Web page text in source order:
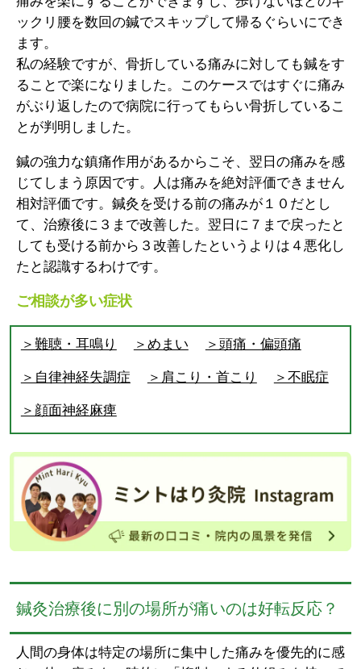
ックリ腰を数回の鍼でスキップして帰るぐらいにでき
ます。
私の経験ですが、骨折している痛みに対しても鍼をす
ることで楽になりました。このケースではすぐに痛み
がぶり返したので病院に行ってもらい骨折しているこ
とが判明しました。
鍼の強力な鎮痛作用があるからこそ、翌日の痛みを感
じてしまう原因です。人は痛みを絶対評価できません
相対評価です。鍼灸を受ける前の痛みが１０だとし
て、治療後に３まで改善した。翌日に７まで戻ったと
しても受ける前から３改善したというよりは４悪化し
たと認識するわけです。
ご相談が多い症状
＞難聴・耳鳴り ＞めまい ＞頭痛・偏頭痛
＞自律神経失調症 ＞肩こり・首こり ＞不眠症
＞顔面神経麻痺
鍼灸治療後に別の場所が痛いのは好転反応？
人間の身体は特定の場所に集中した痛みを優先的に感